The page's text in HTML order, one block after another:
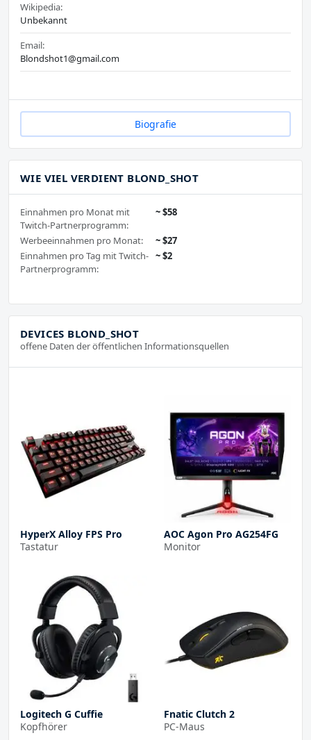
Wikipedia:
Unbekannt
Email:
Blondshot1@gmail.com
Biografie
WIE VIEL VERDIENT BLOND_SHOT
Einnahmen pro Monat mit
Twitch-Partnerprogramm:
~ $58
Werbeeinnahmen pro Monat:
~ $27
Einnahmen pro Tag mit Twitch-
Partnerprogramm:
~ $2
DEVICES BLOND_SHOT
offene Daten der öffentlichen Informationsquellen
HyperX Alloy FPS Pro
Tastatur
AOC Agon Pro AG254FG
Monitor
Logitech G Cuffie
Kopfhörer
Fnatic Clutch 2
PC-Maus